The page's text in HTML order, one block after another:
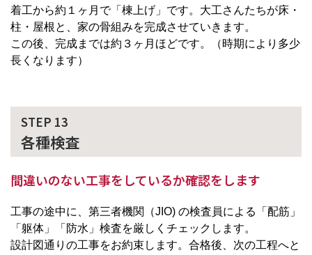
着工から約１ヶ月で「棟上げ」です。大工さんたちが床・
柱・屋根と、家の骨組みを完成させていきます。
この後、完成までは約３ヶ月ほどです。（時期により多少
長くなります）
STEP 13
各種検査
間違いのない工事をしているか確認をします
工事の途中に、第三者機関（JIO) の検査員による「配筋」
「躯体」「防水」検査を厳しくチェックします。
設計図通りの工事をお約束します。合格後、次の工程へと